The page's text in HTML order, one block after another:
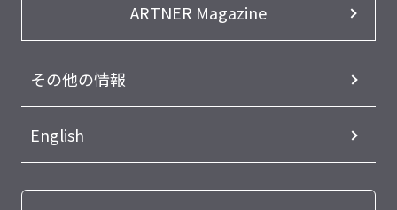
ARTNER Magazine
その他の情報
English